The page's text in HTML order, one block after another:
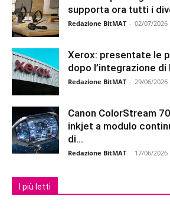
supporta ora tutti i
Redazione BitMAT - 02/07/2026
Xerox: presentate le
dopo l’integrazione di
Redazione BitMAT - 29/06/2026
Canon ColorStream
inkjet a modulo
di...
Redazione BitMAT - 17/06/2026
I più letti